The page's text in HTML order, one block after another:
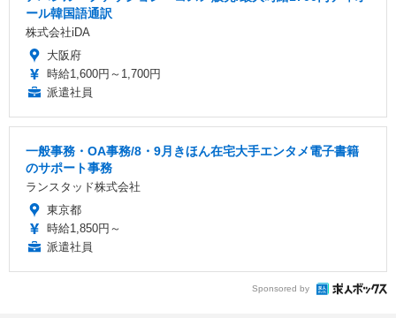
ール韓国語通訳
株式会社iDA
大阪府
時給1,600円～1,700円
派遣社員
一般事務・OA事務/8・9月きほん在宅大手エンタメ電子書籍
のサポート事務
ランスタッド株式会社
東京都
時給1,850円～
派遣社員
Sponsored by